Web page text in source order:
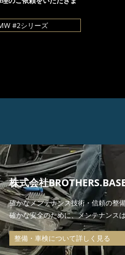
#2シリーズ
株式会社
確かなメンテナンス技術・信頼の整
確かな安全のために、メンテナンス
整備・車検について詳しく見る